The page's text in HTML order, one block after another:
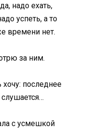
надо ехать,
успеть, а то
времени нет.
за ним.
последнее
с усмешкой